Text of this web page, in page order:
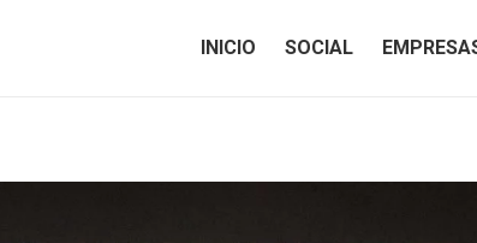
INICIO SOCIAL
INICIO SOCIAL